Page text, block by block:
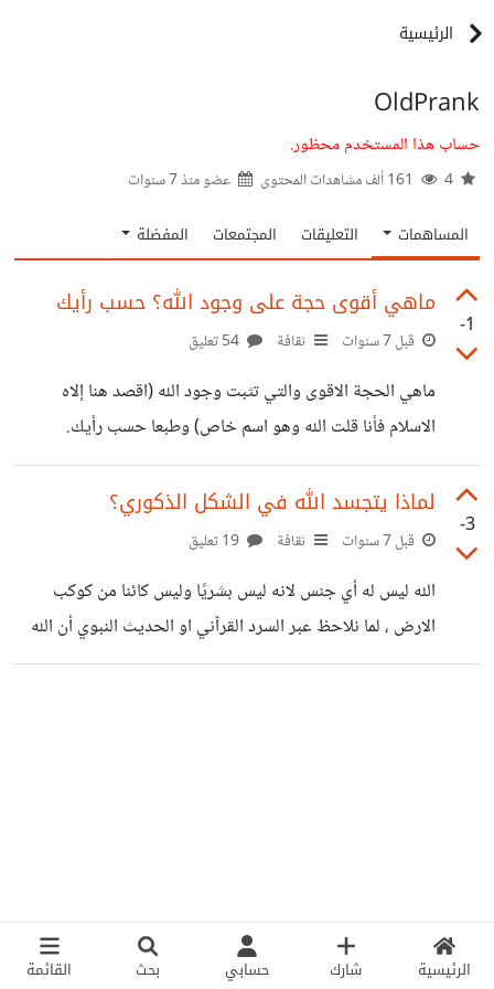
الرئيسية شارك حسابي بحث القائمة
الرئيسية
OldPrank
حساب هذا المستخدم محظور.
عضو منذ7 سنوات
المساهمات التعليقات المجتمعات المفضلة
-1
ماهي أقوى حجة على وجود الله؟ حسب رأيك
قبل 7 سنوات ثقافة
ماهي الحجة الاقوى والتي تثبت وجود الله (اقصد هنا إلاه
الاسلام فأنا قلت الله وهو اسم خاص) وطبعا حسب رأيك.
-3
لماذا يتجسد الله في الشكل الذكوري؟
قبل 7 سنوات ثقافة
الله ليس له أي جنس لانه ليس بشريًا وليس كائنا من كوكب
الارض ، لما نلاحظ عبر السرد القرآني او الحديث النبوي أن الله
هو إنسان ذو كيان ذكوري. جميع المحاولات غير مجدية لصنع